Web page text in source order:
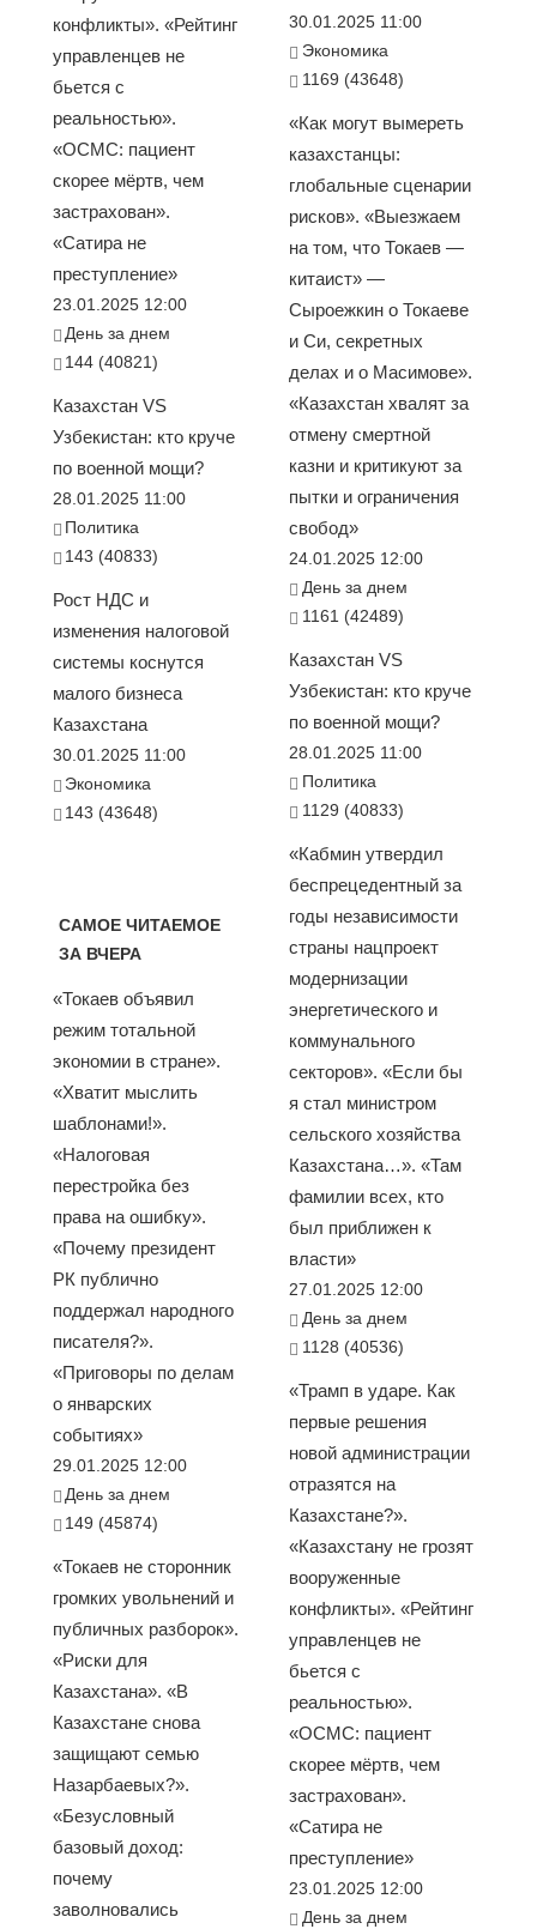
конфликты». «Рейтинг
управленцев не
бьется с
реальностью».
«ОСМС: пациент
скорее мёртв, чем
застрахован».
«Сатира не
преступление»
23.01.2025 12:00
День за днем
144 (40821)
Казахстан VS
Узбекистан: кто круче
по военной мощи?
28.01.2025 11:00
Политика
143 (40833)
Рост НДС и
изменения налоговой
системы коснутся
малого бизнеса
Казахстана
30.01.2025 11:00
Экономика
143 (43648)
САМОЕ ЧИТАЕМОЕ
ЗА ВЧЕРА
«Токаев объявил
режим тотальной
экономии в стране».
«Хватит мыслить
шаблонами!».
«Налоговая
перестройка без
права на ошибку».
«Почему президент
РК публично
поддержал народного
писателя?».
«Приговоры по делам
о январских
событиях»
29.01.2025 12:00
День за днем
149 (45874)
«Токаев не сторонник
громких увольнений и
публичных разборок».
«Риски для
Казахстана». «В
Казахстане снова
защищают семью
Назарбаевых?».
«Безусловный
базовый доход:
почему
заволновались
30.01.2025 11:00
Экономика
1169 (43648)
«Как могут вымереть
казахстанцы:
глобальные сценарии
рисков». «Выезжаем
на том, что Токаев —
китаист» —
Сыроежкин о Токаеве
и Си, секретных
делах и о Масимове».
«Казахстан хвалят за
отмену смертной
казни и критикуют за
пытки и ограничения
свобод»
24.01.2025 12:00
День за днем
1161 (42489)
Казахстан VS
Узбекистан: кто круче
по военной мощи?
28.01.2025 11:00
Политика
1129 (40833)
«Кабмин утвердил
беспрецедентный за
годы независимости
страны нацпроект
модернизации
энергетического и
коммунального
секторов». «Если бы
я стал министром
сельского хозяйства
Казахстана…». «Там
фамилии всех, кто
был приближен к
власти»
27.01.2025 12:00
День за днем
1128 (40536)
«Трамп в ударе. Как
первые решения
новой администрации
отразятся на
Казахстане?».
«Казахстану не грозят
вооруженные
конфликты». «Рейтинг
управленцев не
бьется с
реальностью».
«ОСМС: пациент
скорее мёртв, чем
застрахован».
«Сатира не
преступление»
23.01.2025 12:00
День за днем